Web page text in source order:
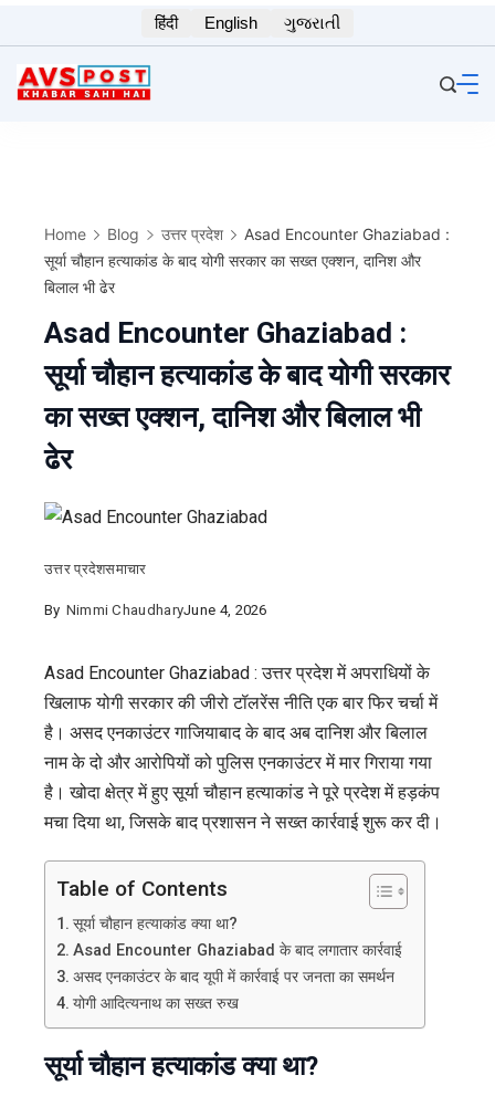
to
content
हिंदी English ગુજરાતી
Home Blog उत्तर प्रदेश
Asad Encounter Ghaziabad :
सूर्या चौहान हत्याकांड के बाद योगी सरकार का सख्त एक्शन, दानिश और
बिलाल भी ढेर
Asad Encounter Ghaziabad :
सूर्या चौहान हत्याकांड के बाद योगी सरकार
का सख्त एक्शन, दानिश और बिलाल भी
ढेर
उत्तर प्रदेशसमाचार
By Nimmi ChaudharyJune 4, 2026
Asad Encounter Ghaziabad : उत्तर प्रदेश में अपराधियों के
खिलाफ योगी सरकार की जीरो टॉलरेंस नीति एक बार फिर चर्चा में
है। असद एनकाउंटर गाजियाबाद के बाद अब दानिश और बिलाल
नाम के दो और आरोपियों को पुलिस एनकाउंटर में मार गिराया गया
है। खोदा क्षेत्र में हुए सूर्या चौहान हत्याकांड ने पूरे प्रदेश में हड़कंप
मचा दिया था, जिसके बाद प्रशासन ने सख्त कार्रवाई शुरू कर दी।
Table of Contents
सूर्या चौहान हत्याकांड क्या था?
Asad Encounter Ghaziabad के बाद लगातार कार्रवाई
असद एनकाउंटर के बाद यूपी में कार्रवाई पर जनता का समर्थन
योगी आदित्यनाथ का सख्त रुख
सूर्या चौहान हत्याकांड क्या था?